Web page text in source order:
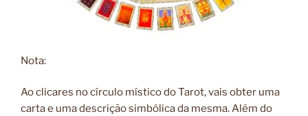
Nota:
Ao clicares no círculo místico do Tarot, vais obter uma
carta e uma descrição simbólica da mesma. Além do